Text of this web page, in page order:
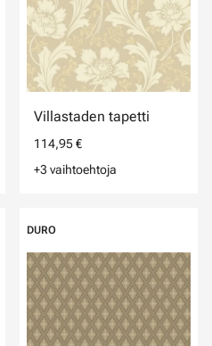
Villastaden tapetti
114,95 €
+3 vaihtoehtoja
DURO